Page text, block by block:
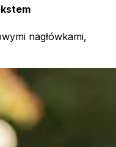
nagłówkami,